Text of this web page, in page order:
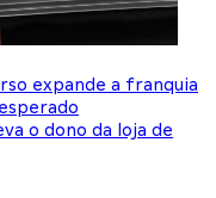
expande a franquia
o dono da loja de